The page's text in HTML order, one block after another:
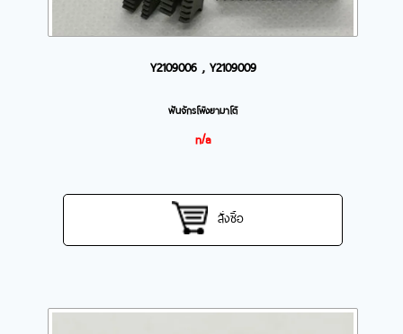
Y2109006 , Y2109009
ฟันจักรโพ้งยามาโต้
n/a
สั่งซื้อ